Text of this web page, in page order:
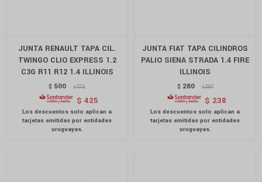
JUNTA RENAULT TAPA CIL.
TWINGO CLIO EXPRESS 1.2
C3G R11 R12 1.4 ILLINOIS
$ 500 $512
$ 425
JUNTA FIAT TAPA CILINDROS
PALIO SIENA STRADA 1.4 FIRE
ILLINOIS
$ 280 $287
$ 238